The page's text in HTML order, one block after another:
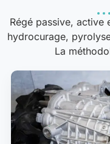
Régé passive,
hydrocurage,
La